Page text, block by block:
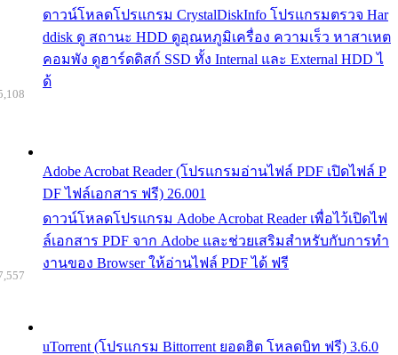
ดาวน์โหลดโปรแกรม CrystalDiskInfo โปรแกรมตรวจ Har
ddisk ดู สถานะ HDD ดูอุณหภูมิเครื่อง ความเร็ว หาสาเหต
คอมพัง ดูฮาร์ดดิสก์ SSD ทั้ง Internal และ External HDD ไ
ด้
Adobe Acrobat Reader (โปรแกรมอ่านไฟล์ PDF เปิดไฟล์ P
DF ไฟล์เอกสาร ฟรี) 26.001
ดาวน์โหลดโปรแกรม Adobe Acrobat Reader เพื่อไว้เปิดไฟ
ล์เอกสาร PDF จาก Adobe และช่วยเสริมสำหรับกับการทำ
งานของ Browser ให้อ่านไฟล์ PDF ได้ ฟรี
uTorrent (โปรแกรม Bittorrent ยอดฮิต โหลดบิท ฟรี) 3.6.0